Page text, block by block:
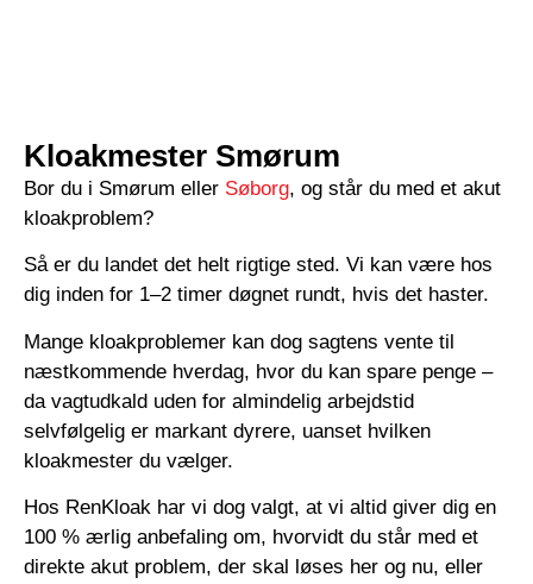
Kloakmester Smørum
Bor du i Smørum eller Søborg, og står du med et akut
kloakproblem?
Så er du landet det helt rigtige sted. Vi kan være hos
dig inden for 1–2 timer døgnet rundt, hvis det haster.
Mange kloakproblemer kan dog sagtens vente til
næstkommende hverdag, hvor du kan spare penge –
da vagtudkald uden for almindelig arbejdstid
selvfølgelig er markant dyrere, uanset hvilken
kloakmester du vælger.
Hos RenKloak har vi dog valgt, at vi altid giver dig en
100 % ærlig anbefaling om, hvorvidt du står med et
direkte akut problem, der skal løses her og nu, eller